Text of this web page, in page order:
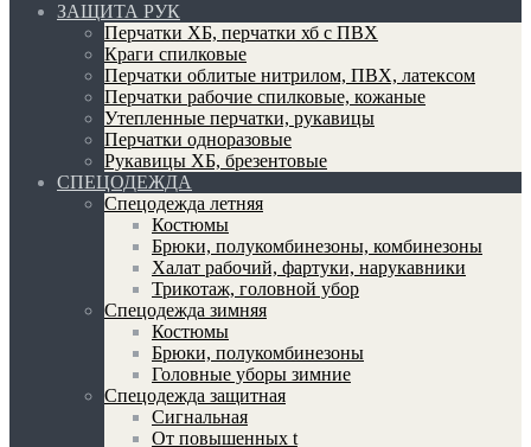
ЗАЩИТА РУК
Перчатки ХБ, перчатки хб с ПВХ
Краги спилковые
Перчатки облитые нитрилом, ПВХ, латексом
Перчатки рабочие спилковые, кожаные
Утепленные перчатки, рукавицы
Перчатки одноразовые
Рукавицы ХБ, брезентовые
СПЕЦОДЕЖДА
Спецодежда летняя
Костюмы
Брюки, полукомбинезоны, комбинезоны
Халат рабочий, фартуки, нарукавники
Трикотаж, головной убор
Спецодежда зимняя
Костюмы
Брюки, полукомбинезоны
Головные уборы зимние
Спецодежда защитная
Сигнальная
От повышенных t